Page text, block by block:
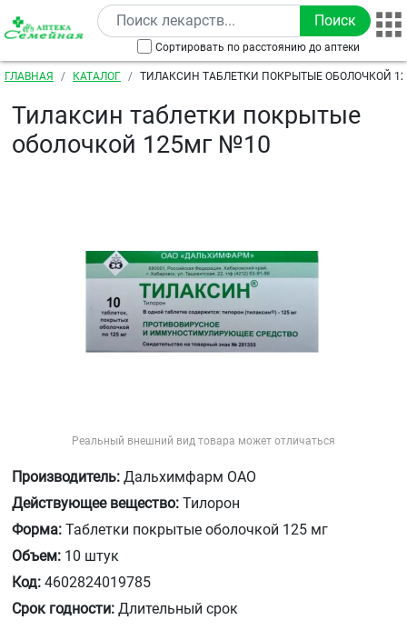
Перейти к основному содержанию
Сортировать по расстоянию до аптеки
Строка навигации
ГЛАВНАЯ КАТАЛОГ ТИЛАКСИН ТАБЛЕТКИ ПОКРЫТЫЕ ОБОЛОЧКОЙ
Тилаксин таблетки покрытые
оболочкой 125мг №10
Реальный внешний вид товара может отличаться
Производитель: Дальхимфарм ОАО
Действующее вещество: Тилорон
Форма: Таблетки покрытые оболочкой 125 мг
Объем: 10 штук
Код: 4602824019785
Срок годности: Длительный срок